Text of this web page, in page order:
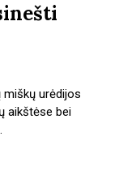
miškų urėdijos
aikštėse bei